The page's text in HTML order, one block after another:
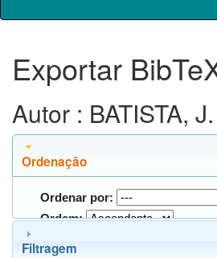
Exportar
Autor : BATISTA,
Ordenação
Ordenar por:
Ordem:
Filtragem